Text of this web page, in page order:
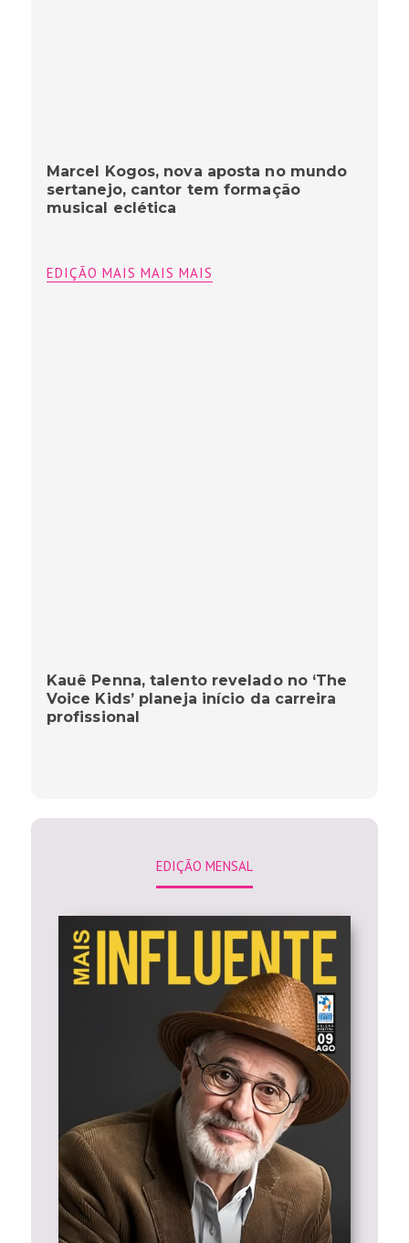
Marcel Kogos, nova aposta no mundo
sertanejo, cantor tem formação
musical eclética
EDIÇÃO MAIS MAIS MAIS
Kauê Penna, talento revelado no ‘The
Voice Kids’ planeja início da carreira
profissional
EDIÇÃO MENSAL